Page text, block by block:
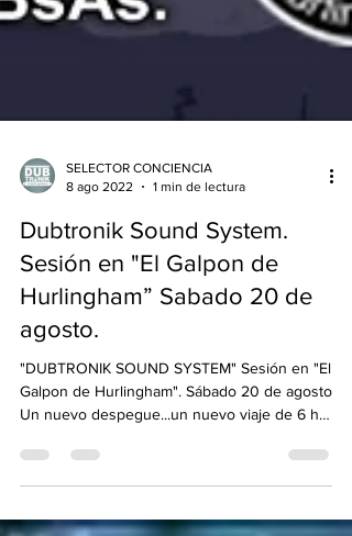
SELECTOR CONCIENCIA
Dubtronik Sound System.
Sesión en "El Galpon de
Hurlingham” Sabado 20 de
"DUBTRONIK SOUND SYSTEM" Sesión en "El
Galpon de Hurlingham". Sábado 20 de agosto
continuadas...